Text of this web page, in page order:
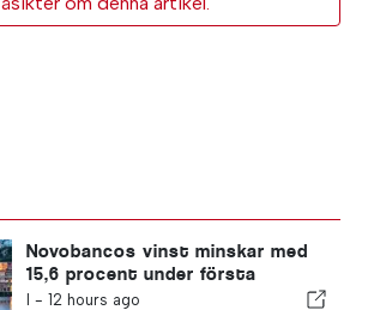
Novobancos vinst minskar med
15,6 procent under första
halvåret
I - 12 hours ago